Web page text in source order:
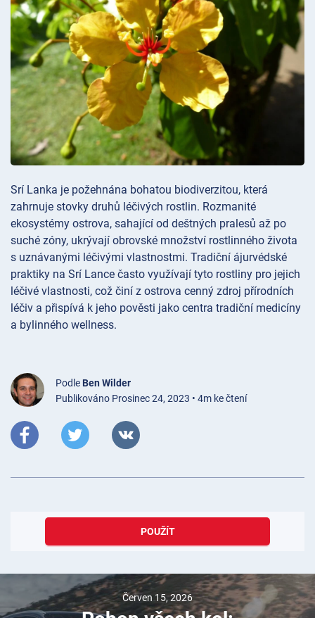
Srí Lanka je požehnána bohatou biodiverzitou, která
zahrnuje stovky druhů léčivých rostlin. Rozmanité
ekosystémy ostrova, sahající od deštných pralesů až po
suché zóny, ukrývají obrovské množství rostlinného života
s uznávanými léčivými vlastnostmi. Tradiční ájurvédské
praktiky na Srí Lance často využívají tyto rostliny pro jejich
léčivé vlastnosti, což činí z ostrova cenný zdroj přírodních
léčiv a přispívá k jeho pověsti jako centra tradiční medicíny
a bylinného wellness.
Podle Ben Wilder
Publikováno Prosinec 24, 2023 • 4m ke čtení
POUŽÍT
Únor 29, 2024
Citroën BX vs